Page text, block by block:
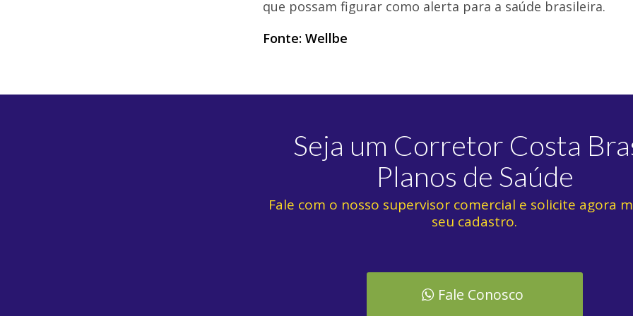
que possam figurar como alerta para a saúde brasileira.
Fonte: Wellbe
Seja um Corretor Costa
Planos de Saúde
Fale com o nosso supervisor comercial e solicite agora
seu cadastro.
Fale Conosco